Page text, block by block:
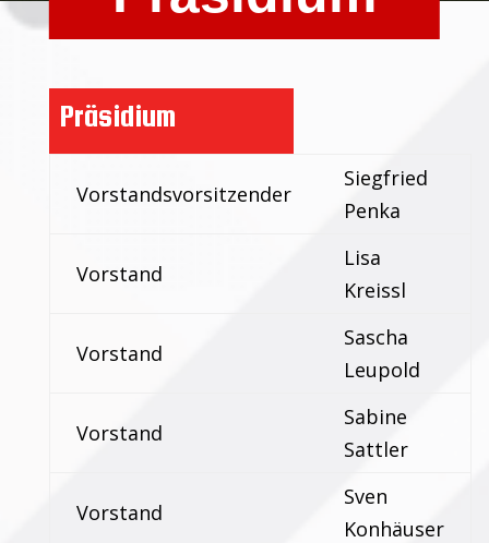
Präsidium
Vorstandsvorsitzender
Siegfried
Penka
Vorstand
Lisa
Kreissl
Vorstand
Sascha
Leupold
Vorstand
Sabine
Sattler
Vorstand
Sven
Konhäuser